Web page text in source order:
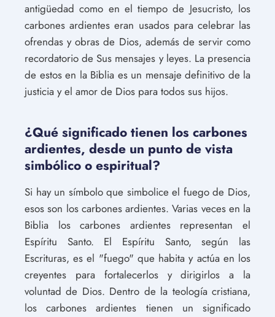
antigüedad como en el tiempo de Jesucristo, los
carbones ardientes eran usados para celebrar las
ofrendas y obras de Dios, además de servir como
recordatorio de Sus mensajes y leyes. La presencia
de estos en la Biblia es un mensaje definitivo de la
justicia y el amor de Dios para todos sus hijos.
¿Qué significado tienen los carbones
ardientes, desde un punto de vista
simbólico o espiritual?
Si hay un símbolo que simbolice el fuego de Dios,
esos son los carbones ardientes. Varias veces en la
Biblia los carbones ardientes representan el
Espíritu Santo. El Espíritu Santo, según las
Escrituras, es el "fuego" que habita y actúa en los
creyentes para fortalecerlos y dirigirlos a la
voluntad de Dios. Dentro de la teología cristiana,
los carbones ardientes tienen un significado